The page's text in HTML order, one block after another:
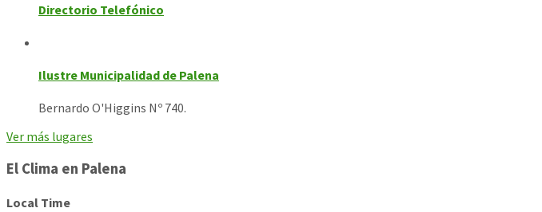
Directorio Telefónico
Ilustre Municipalidad de Palena
Bernardo O'Higgins Nº 740.
Ver más lugares
El Clima en Palena
Local Time